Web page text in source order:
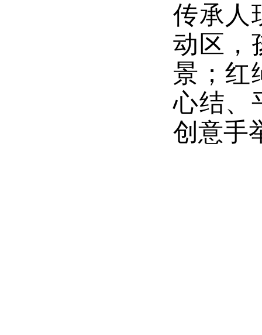
传承人
动区，
景；红
心结、
创意手